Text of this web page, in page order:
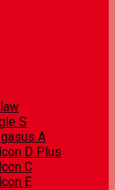
S
A
D Plus
C
E